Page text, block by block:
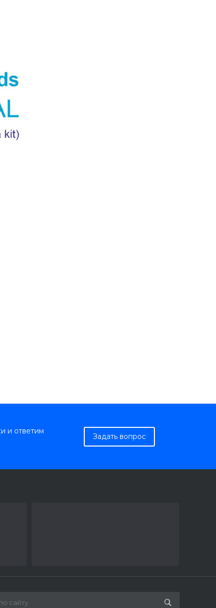
и ответим
Задать вопрос